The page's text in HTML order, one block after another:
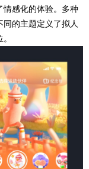
情感化的体验。多种
的主题定义了拟人